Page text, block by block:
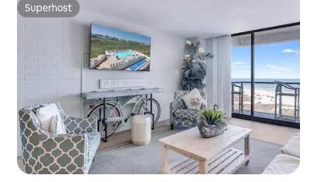
Superhost
Superhost